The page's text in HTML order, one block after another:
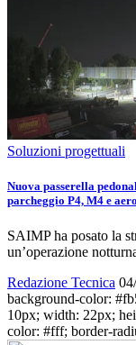
Soluzioni progettuali
Nuova passerella
parcheggio P4, M4 e
SAIMP ha posato la
un’operazione
Redazione Tecnica
background-color:
10px; width: 22px;
color: #fff; border-